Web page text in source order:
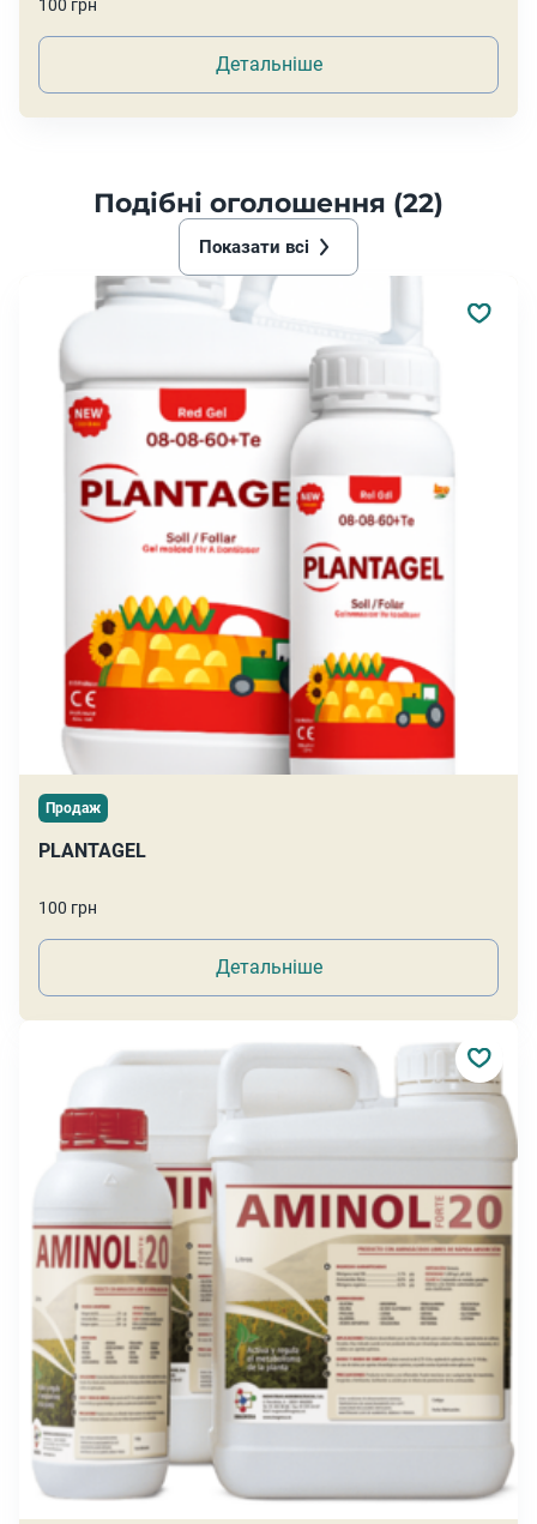
100 грн
Детальніше
Подібні оголошення (22)
Показати всі
Продаж
PLANTAGEL
100 грн
Детальніше